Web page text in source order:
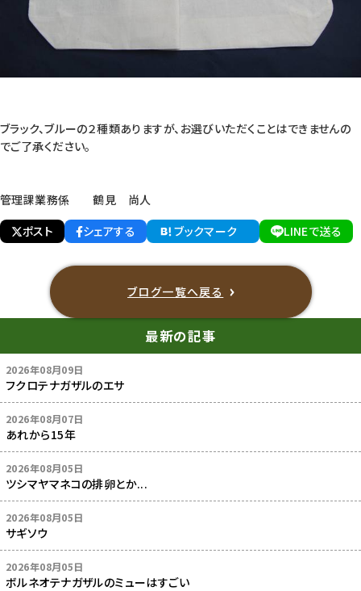
ブラック、ブルーの２種類ありますが、お選びいただくことはできませんの
でご了承ください。
管理課業務係 鶴見 尚人
ポスト
シェアする ブックマーク LINEで送る
ブログ一覧へ戻る
最新の記事
2026年08月09日
フクロテナガザルのエサ
2026年08月07日
あれから15年
2026年08月05日
ツシマヤマネコの排卵とか...
2026年08月05日
サギソウ
2026年08月05日
ボルネオテナガザルのミューはすごい